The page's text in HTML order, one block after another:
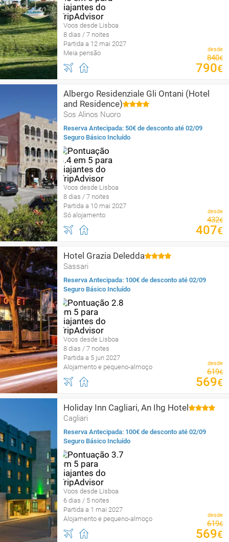
Voos desde Lisboa
8 dias / 7 noites
Partida a 12 mai 2027
Meia pensão
desde
840€
790€
Albergo Residenziale Gli Ontani (Hotel
and Residence)
Sos Alinos Nuoro
Reserva Antecipada: 50€ de desconto até 02/09
Seguro Básico Incluído
Voos desde Lisboa
8 dias / 7 noites
Partida a 10 mai 2027
Só alojamento
desde
432€
407€
Hotel Grazia Deledda
Sassari
Reserva Antecipada: 100€ de desconto até 02/09
Seguro Básico Incluído
Voos desde Lisboa
8 dias / 7 noites
Partida a 5 jun 2027
Alojamento e pequeno-almoço
desde
619€
569€
Holiday Inn Cagliari, An Ihg Hotel
Cagliari
Reserva Antecipada: 100€ de desconto até 02/09
Seguro Básico Incluído
Voos desde Lisboa
6 dias / 5 noites
Partida a 1 mai 2027
Alojamento e pequeno-almoço
desde
619€
569€